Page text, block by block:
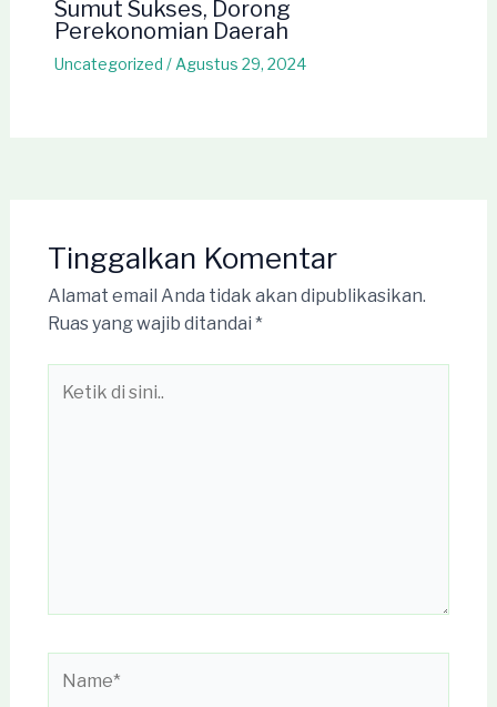
Sumut Sukses, Dorong
Perekonomian Daerah
Uncategorized / Agustus 29, 2024
Tinggalkan Komentar
Alamat email Anda tidak akan dipublikasikan.
Ruas yang wajib ditandai *